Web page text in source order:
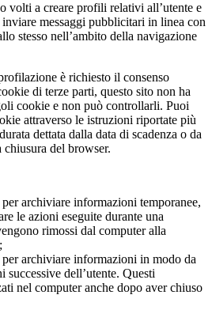
volti a creare profili relativi all’utente e
messaggi pubblicitari in linea con
stesso nell’ambito della navigazione
è richiesto il consenso
di terze parti, questo sito non ha
cookie e non può controllarli. Puoi
attraverso le istruzioni riportate più
dettata dalla data di scadenza o da
chiusura del browser.
archiviare informazioni temporanee,
le azioni eseguite durante una
rimossi dal computer alla
archiviare informazioni in modo da
successive dell’utente. Questi
nel computer anche dopo aver chiuso